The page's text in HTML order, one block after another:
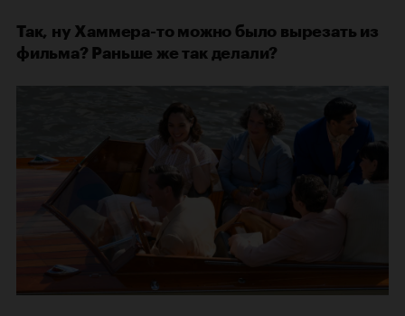
Так, ну Хаммера-то можно было вырезать из
фильма? Раньше же так делали?